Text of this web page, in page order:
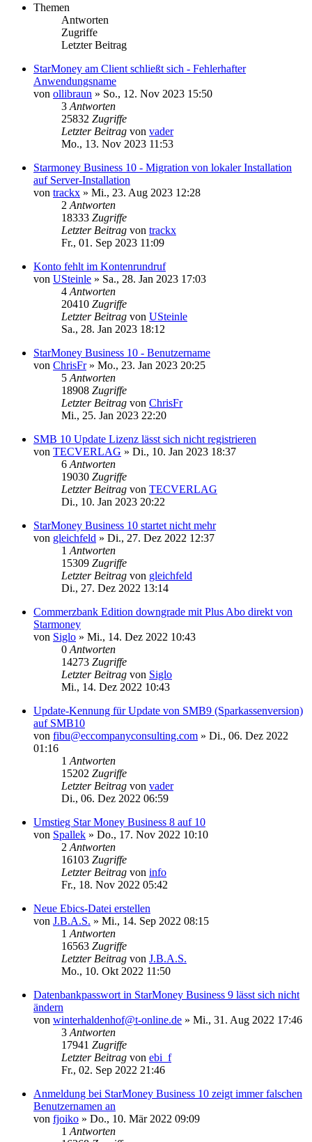
Themen
Antworten
Zugriffe
Letzter Beitrag
StarMoney am Client schließt sich - Fehlerhafter
Anwendungsname
von ollibraun » So., 12. Nov 2023 15:50
3 Antworten
25832 Zugriffe
Letzter Beitrag von vader
Mo., 13. Nov 2023 11:53
Starmoney Business 10 - Migration von lokaler Installation
auf Server-Installation
von trackx » Mi., 23. Aug 2023 12:28
2 Antworten
18333 Zugriffe
Letzter Beitrag von trackx
Fr., 01. Sep 2023 11:09
Konto fehlt im Kontenrundruf
von USteinle » Sa., 28. Jan 2023 17:03
4 Antworten
20410 Zugriffe
Letzter Beitrag von USteinle
Sa., 28. Jan 2023 18:12
StarMoney Business 10 - Benutzername
von ChrisFr» Mo., 23. Jan 2023 20:25
5 Antworten
18908 Zugriffe
Letzter Beitrag von ChrisFr
Mi., 25. Jan 2023 22:20
SMB 10 Update Lizenz lässt sich nicht registrieren
von TECVERLAG » Di., 10. Jan 2023 18:37
6 Antworten
19030 Zugriffe
Letzter Beitrag von TECVERLAG
Di., 10. Jan 2023 20:22
StarMoney Business 10 startet nicht mehr
von gleichfeld » Di., 27. Dez 2022 12:37
1 Antworten
15309 Zugriffe
Letzter Beitrag von gleichfeld
Di., 27. Dez 2022 13:14
Commerzbank Edition downgrade mit Plus Abo direkt von
Starmoney
von Siglo » Mi., 14. Dez 2022 10:43
0 Antworten
14273 Zugriffe
Letzter Beitrag von Siglo
Mi., 14. Dez 2022 10:43
Update-Kennung für Update von SMB9 (Sparkassenversion)
auf SMB10
von fibu@eccompanyconsulting.com » Di., 06. Dez 2022
01:16
1 Antworten
15202 Zugriffe
Letzter Beitrag von vader
Di., 06. Dez 2022 06:59
Umstieg Star Money Business 8 auf 10
von Spallek » Do., 17. Nov 2022 10:10
2 Antworten
16103 Zugriffe
Letzter Beitrag von info
Fr., 18. Nov 2022 05:42
Neue Ebics-Datei erstellen
von J.B.A.S. » Mi., 14. Sep 2022 08:15
1 Antworten
16563 Zugriffe
Letzter Beitrag von J.B.A.S.
Mo., 10. Okt 2022 11:50
Datenbankpasswort in StarMoney Business 9 lässt sich nicht
ändern
von winterhaldenhof@t-online.de » Mi., 31. Aug 2022 17:46
3 Antworten
17941 Zugriffe
Letzter Beitrag von ebi_f
Fr., 02. Sep 2022 21:46
Anmeldung bei StarMoney Business 10 zeigt immer falschen
Benutzernamen an
von fjoiko » Do., 10. Mär 2022 09:09
1 Antworten